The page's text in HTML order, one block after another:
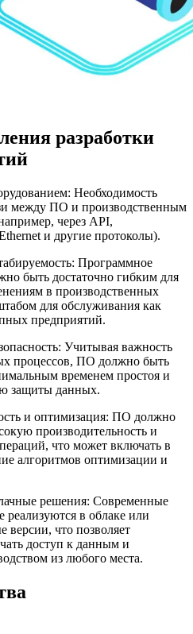
разработки
Необходимость
между ПО и производственным
через API,
и другие протоколы).
Программное
быть достаточно гибким для
в производственных
для обслуживания как
предприятий.
Учитывая важность
процессов, ПО должно быть
временем простоя и
защиты данных.
и оптимизация: ПО должно
производительность и
что может включать в
алгоритмов оптимизации и
решения: Современные
реализуются в облаке или
что позволяет
доступ к данным и
из любого места.